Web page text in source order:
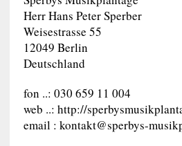
Herr Hans Peter Sperber
Weisestrasse 55
12049 Berlin
Deutschland
fon ..: 030 659 11 004
web ..: http://
email : kontakt@sperbys-